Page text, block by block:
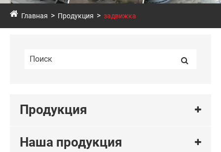
Главная Продукция задвижка
Продукция
Наша продукция